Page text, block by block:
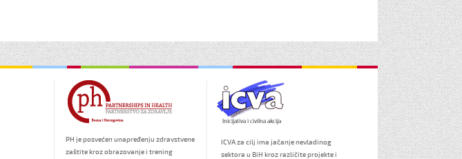
PH je posvećen unapređenju zdravstvene
zaštite kroz obrazovanje i trening
ICVA za cilj ima jačanje nevladinog
sektora u BiH kroz različite projekte i